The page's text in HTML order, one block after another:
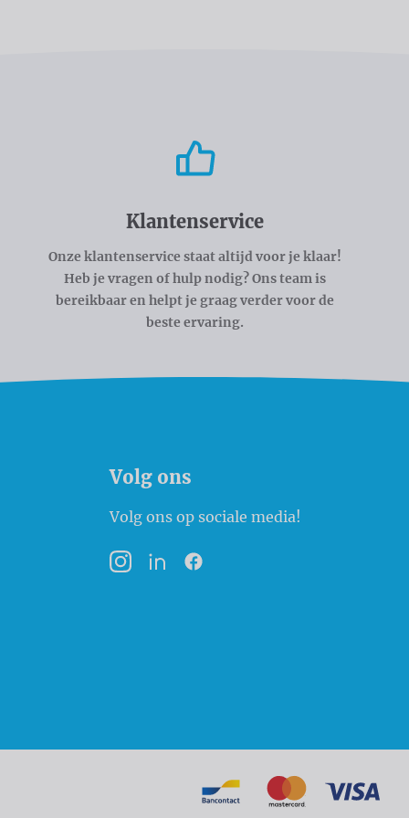
Klantenservice
Onze klantenservice staat altijd voor je klaar!
Heb je vragen of hulp nodig? Ons team is
bereikbaar en helpt je graag verder voor de
beste ervaring.
Volg ons
Volg ons op sociale media!
InstagramLinkedInFacebook
Bancontact
MasterCard
VISA